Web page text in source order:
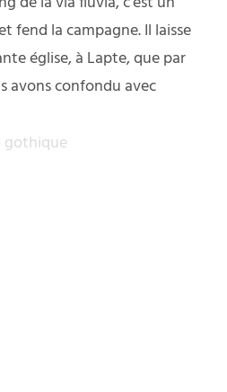
fend la campagne. Il laisse
église, à Lapte, que par
avons confondu avec